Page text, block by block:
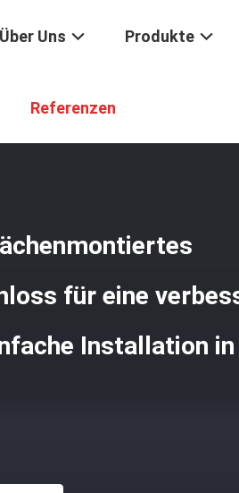
Über Uns Produkte
Referenzen
Verschluss
für eine
Installation in